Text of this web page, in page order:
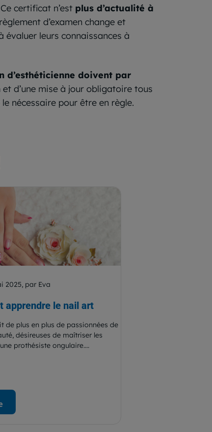
certificat n’est plus d’actualité à
d’examen change et
évaluer leurs connaissances à
d’esthéticienne doivent par
d’une mise à jour obligatoire tous
nécessaire pour être en règle.
2025, par Eva
apprendre le nail art
de plus en plus de passionnées de
désireuses de maîtriser les
prothésiste ongulaire....